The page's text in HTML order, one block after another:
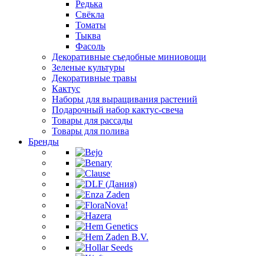
Редька
Свёкла
Томаты
Тыква
Фасоль
Декоративные съедобные миниовощи
Зеленые культуры
Декоративные травы
Кактус
Наборы для выращивания растений
Подарочный набор кактус-свеча
Товары для рассады
Товары для полива
Бренды